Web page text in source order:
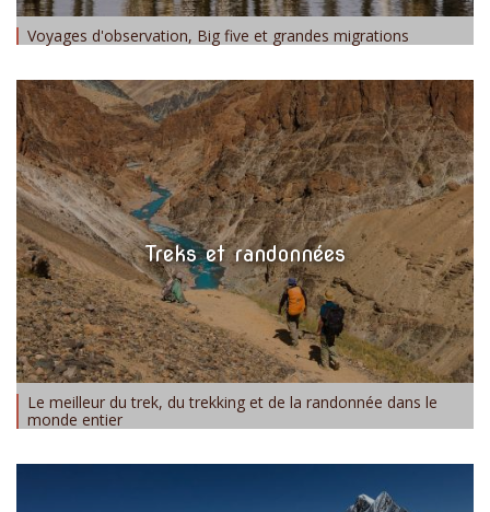
Voyages d'observation, Big five et grandes migrations
Treks et randonnées
Le meilleur du trek, du trekking et de la randonnée dans le
monde entier